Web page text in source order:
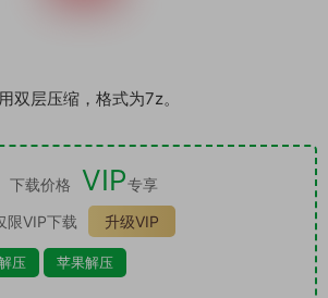
双层压缩，格式为7z。
下载价格 VIP专享
限VIP下载
升级VIP
压 苹果解压